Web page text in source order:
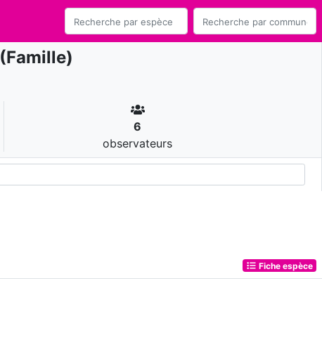
(Famille)
6
observateurs
Fiche espèce